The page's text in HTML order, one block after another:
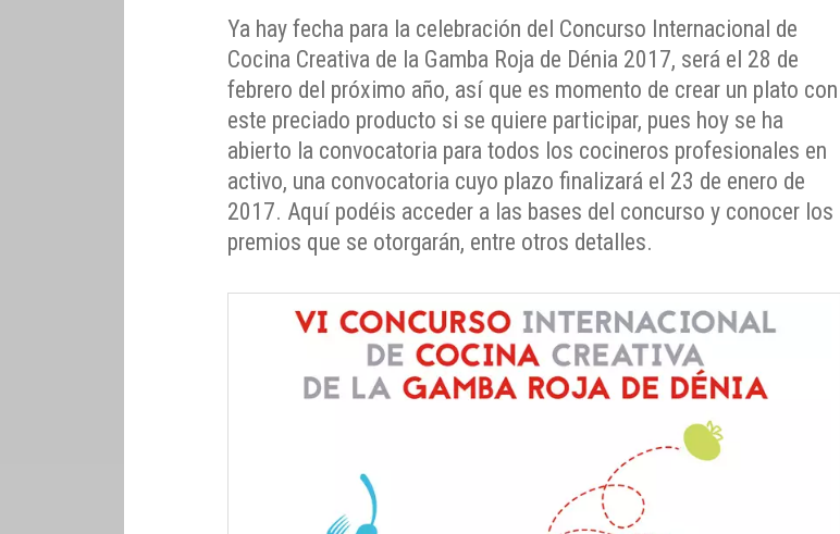
Ya hay fecha para la celebración del Concurso Internacional de
Cocina Creativa de la Gamba Roja de Dénia 2017, será el 28 de
febrero del próximo año, así que es momento de crear un plato con
este preciado producto si se quiere participar, pues hoy se ha
abierto la convocatoria para todos los cocineros profesionales en
activo, una convocatoria cuyo plazo finalizará el 23 de enero de
2017. Aquí podéis acceder a las bases del concurso y conocer los
premios que se otorgarán, entre otros detalles.